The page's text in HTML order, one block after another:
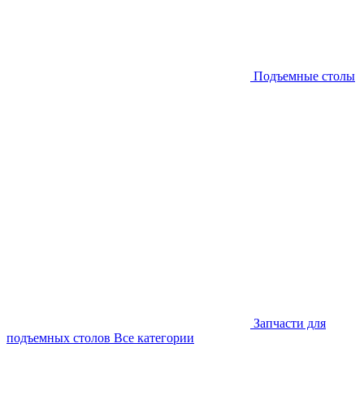
Подъемные столы
Запчасти для
подъемных столов Все категории